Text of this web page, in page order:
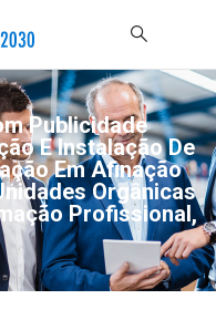
Publicidade
E Instalação De
Em Afinação
Orgânicas
Profissional,